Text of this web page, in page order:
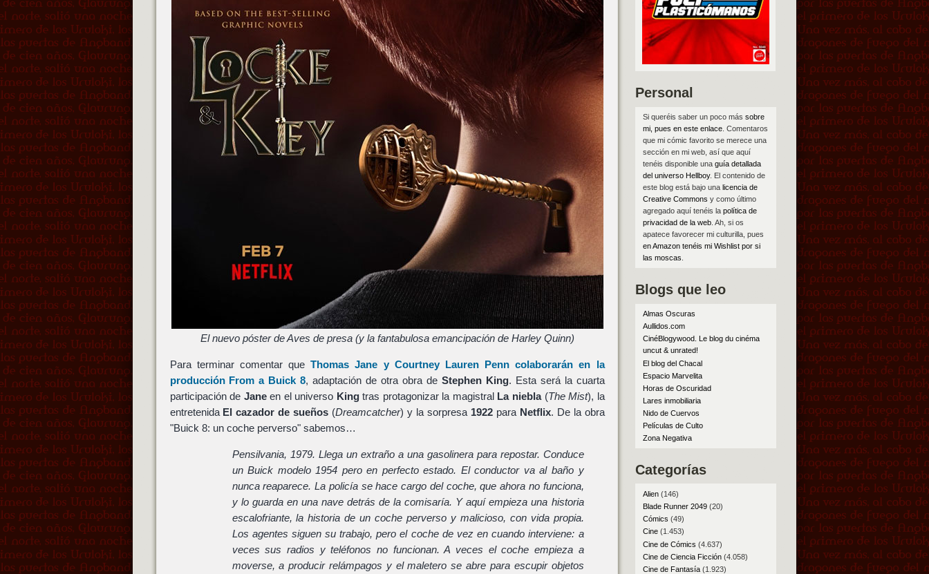
El nuevo póster de Aves de presa (y la fantabulosa emancipación de Harley Quinn)
Para terminar comentar queThomas Jane y Courtney Lauren Penn colaborarán en la
producción From a Buick 8, adaptación de otra obra de Stephen King. Esta será la cuarta
participación de Janeen el universo Kingtras protagonizar la magistral La niebla(The Mist), la
entretenida El cazador de sueños (Dreamcatcher) y la sorpresa 1922para Netflix. De la obra
"Buick 8: un coche perverso" sabemos…
Pensilvania, 1979. Llega un extraño a una gasolinera para repostar. Conduce
un Buick modelo 1954 pero en perfecto estado. El conductor va al baño y
nunca reaparece. La policía se hace cargo del coche, que ahora no funciona,
y lo guarda en una nave detrás de la comisaría. Y aquí empieza una historia
escalofriante, la historia de un coche perverso y malicioso, con vida propia.
Los agentes siguen su trabajo, pero el coche de vez en cuando interviene: a
veces sus radios y teléfonos no funcionan. A veces el coche empieza a
moverse, a producir relámpagos y el maletero se abre para escupir objetos
Personal
Si queréis saber un poco más sobre
mi, pues en este enlace. Comentaros
que mi cómic favorito se merece una
sección en mi web, así que aquí
tenéis disponible una guía detallada
del universo Hellboy. El contenido de
este blog está bajo una licencia de
Creative Commons y como último
agregado aquí tenéis la política de
privacidad de la web. Ah, si os
apatece favorecer mi culturilla, pues
en Amazon tenéis mi Wishlist por si
las moscas
Blogs que leo
Almas Oscuras
Aullidos.com
CinéBlogywood. Le blog du cinéma
uncut & unrated!
El blog del Chacal
Espacio Marvelita
Horas de Oscuridad
Lares inmobiliaria
Nido de Cuervos
Películas de Culto
Zona Negativa
Categorías
Alien(146)
Blade Runner 2049(20)
Cómics (49)
Cine(1.453)
Cine de Cómics (4.637)
Cine de Ciencia Ficción(4.058)
Cine de Fantasía(1.923)